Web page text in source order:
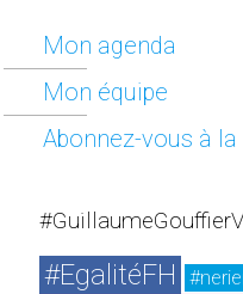
Mon agenda
Mon équipe
Abonnez-vous à
#EgalitéFH